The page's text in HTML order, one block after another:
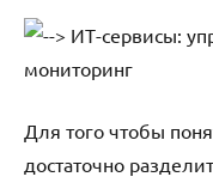
Для того чтобы
достаточно